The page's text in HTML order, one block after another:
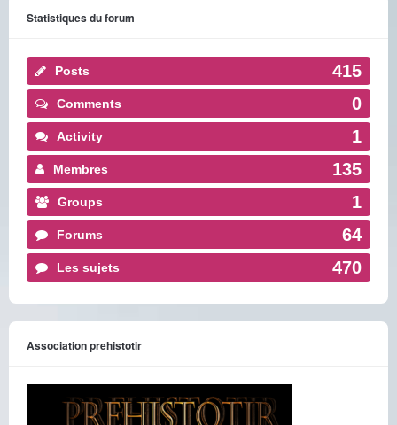
Statistiques du forum
Posts 415
Comments 0
Activity 1
Membres 135
Groups 1
Forums 64
Les sujets 470
Association prehistotir